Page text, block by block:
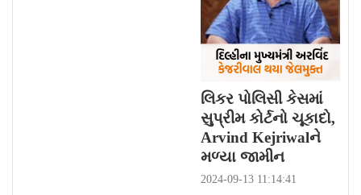
લિકર પોલિસી કેસમાં
સુપ્રીમ કોર્ટનો ચૂકાદો,
Arvind Kejriwalને
મળ્યા જામીન
2024-09-13 11:14:41